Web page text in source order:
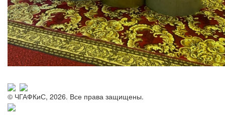
© ЧГАФКиС, 2026. Все права защищены.